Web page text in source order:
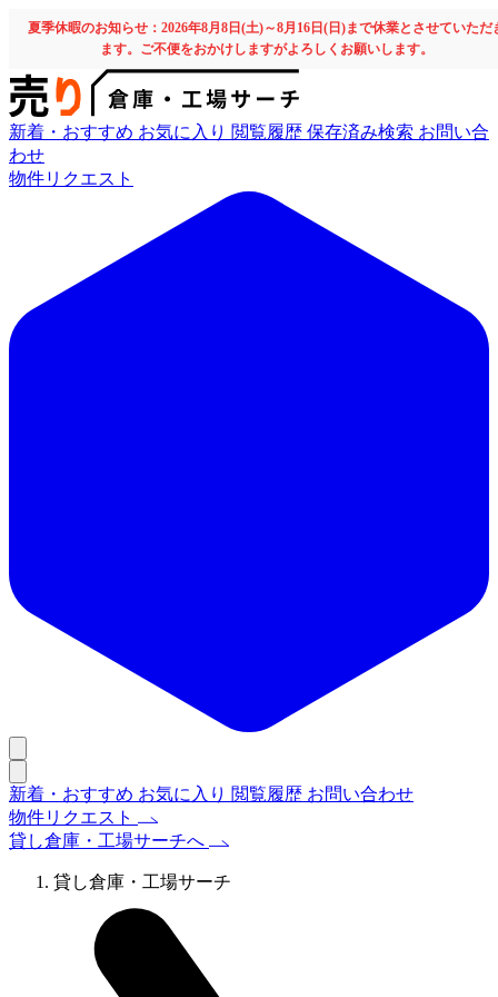
夏季休暇のお知らせ：2026年8月8日(土)～8月16日(日)まで休業とさせていただ
ます。ご不便をおかけしますがよろしくお願いします。
新着・おすすめ お気に入り 閲覧履歴 保存済み検索 お問い合
わせ
物件リクエスト
新着・おすすめ お気に入り 閲覧履歴 お問い合わせ
物件リクエスト
貸し倉庫・工場サーチへ
貸し倉庫・工場サーチ